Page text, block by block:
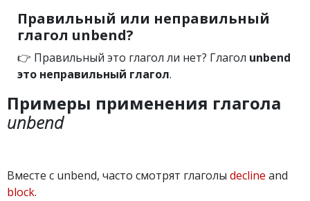
Правильный или неправильный
глагол unbend?
👉 Правильный это глагол ли нет? Глагол unbend
это неправильный глагол.
Примеры применения глагола
unbend
Вместе с unbend, часто смотрят глаголы decline and
block.